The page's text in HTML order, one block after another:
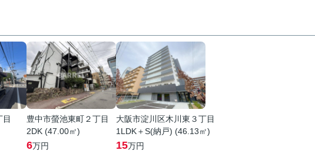
豊中市螢池東町２丁目
2DK (47.00㎡)
6万円
大阪市淀川区木川東３丁目
1LDK＋S(納戸) (46.13㎡)
15万円